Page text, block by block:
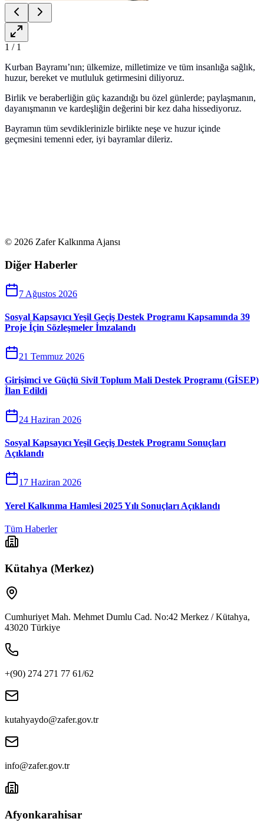
1 / 1
Kurban Bayramı’nın; ülkemize, milletimize ve tüm insanlığa sağlık,
huzur, bereket ve mutluluk getirmesini diliyoruz.
Birlik ve beraberliğin güç kazandığı bu özel günlerde; paylaşmanın,
dayanışmanın ve kardeşliğin değerini bir kez daha hissediyoruz.
Bayramın tüm sevdiklerinizle birlikte neşe ve huzur içinde
geçmesini temenni eder, iyi bayramlar dileriz.
© 2026 Zafer Kalkınma Ajansı
Diğer Haberler
7 Ağustos 2026
Sosyal Kapsayıcı Yeşil Geçiş Destek Programı Kapsamında 39
Proje İçin Sözleşmeler İmzalandı
21 Temmuz 2026
Girişimci ve Güçlü Sivil Toplum Mali Destek Programı (GİSEP)
İlan Edildi
24 Haziran 2026
Sosyal Kapsayıcı Yeşil Geçiş Destek Programı Sonuçları
Açıklandı
17 Haziran 2026
Yerel Kalkınma Hamlesi 2025 Yılı Sonuçları Açıklandı
Tüm Haberler
Kütahya (Merkez)
Cumhuriyet Mah. Mehmet Dumlu Cad. No:42 Merkez / Kütahya,
43020 Türkiye
+(90) 274 271 77 61/62
kutahyaydo@zafer.gov.tr
info@zafer.gov.tr
Afyonkarahisar